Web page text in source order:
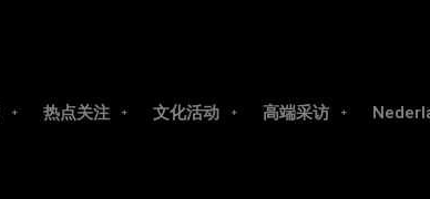
热点关注 文化活动 高端采访